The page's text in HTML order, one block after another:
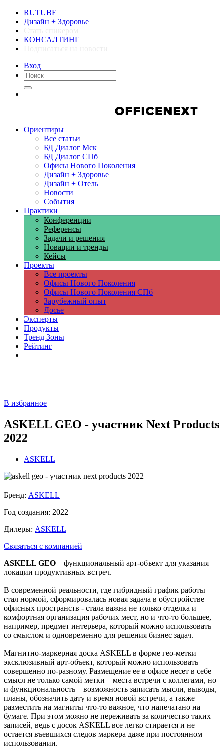
RUTUBE
Дизайн + Здоровье
КОНСАЛТИНГ
Вход
Ориентиры
Все статьи
БД Диалог Мск
БД Диалог СПб
Офисы Нового Поколения
Дизайн + Здоровье
Дизайн + Отель
Новости
События
Практики
Конференции
Референсы
Задачи и решения
Новации и тренды
Кейсы
Проекты
Все проекты
Офисы Нового Поколения
Офисы Нового Поколения СПб
Зарубежный опыт
Досье
Эксперты
Продукты
Тренд Зоны
Рейтинг
В избранное
ASKELL GEO - участник Next Products
2022
ASKELL
Бренд: ASKELL
Год создания: 2022
Дилеры: ASKELL
Связаться с компанией
ASKELL GEO – функциональный арт-объект для указания
локации продуктивных встреч.
В современной реальности, где гибридный график работы
стал нормой, сформировалась новая задача в обустройстве
офисных пространств - стала важна не только отделка и
комфортная организация рабочих мест, но и что-то большее,
например, предмет интерьера, который можно использовать
со смыслом и одновременно для решения бизнес задач.
Магнитно-маркерная доска ASKELL в форме гео-метки –
эксклюзивный арт-объект, который можно использовать
совершенно по-разному. Размещение ее в офисе несет в себе
смысл не только самой метки – места встречи с коллегами, но
и функциональность – возможность записать мысли, выводы,
планы, обозначить дату и время новой встречи, а также
разместить на магниты что-то важное, что напечатано на
бумаге. При этом можно не переживать за количество таких
записей, ведь с досок ASKELL все легко стирается и не
остается въевшихся следов маркера даже при постоянном
использовании.